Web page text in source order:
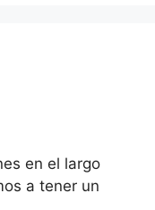
en el largo
a tener un